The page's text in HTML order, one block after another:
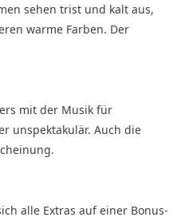
sehen trist und kalt aus,
warme Farben. Der
mit der Musik für
unspektakulär. Auch die
alle Extras auf einer Bonus-